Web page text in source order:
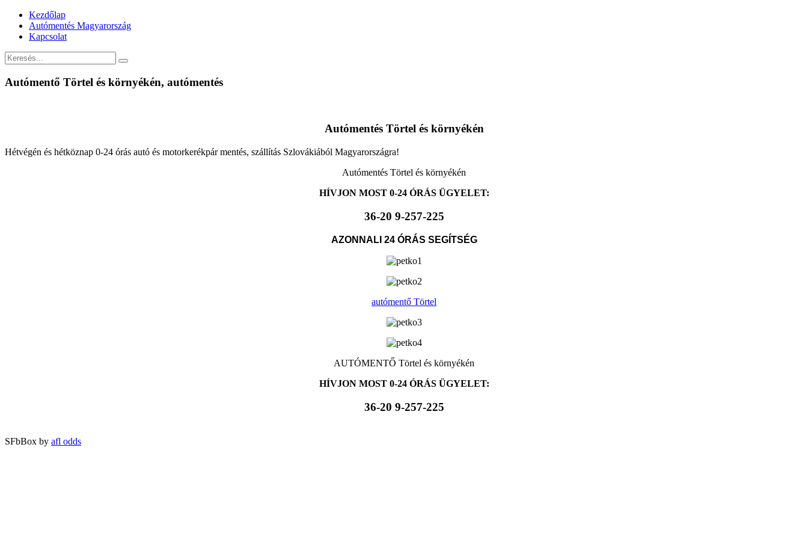
Kezdőlap
Autómentés Magyarország
Kapcsolat
Autómentő Törtel és környékén, autómentés
Autómentés Törtel és környékén
Hétvégén és hétköznap 0-24 órás autó és motorkerékpár mentés, szállítás Szlovákiából Magyarországra!
Autómentés Törtel és környékén
HÍVJON MOST 0-24 ÓRÁS ÜGYELET:
36-20 9-257-225
AZONNALI 24 ÓRÁS SEGÍTSÉG
autómentő Törtel
AUTÓMENTŐ Törtel és környékén
HÍVJON MOST 0-24 ÓRÁS ÜGYELET:
36-20 9-257-225
SFbBox by afl odds